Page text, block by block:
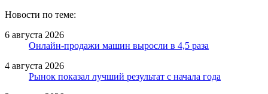
Новости по теме:
6 августа 2026
Онлайн-продажи машин выросли в 4,5 раза
4 августа 2026
Рынок показал лучший результат с начала года